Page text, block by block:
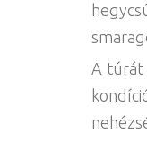
A túrát